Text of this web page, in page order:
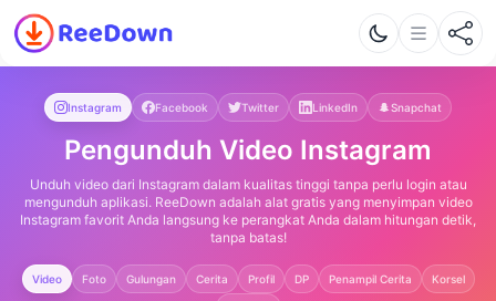
Instagram Facebook Twitter LinkedIn Snapchat
Pengunduh Video Instagram
Unduh video dari Instagram dalam kualitas tinggi tanpa perlu login atau
mengunduh aplikasi. ReeDown adalah alat gratis yang menyimpan video
Instagram favorit Anda langsung ke perangkat Anda dalam hitungan detik,
tanpa batas!
Video Foto Gulungan Cerita Profil DP Penampil Cerita Korsel